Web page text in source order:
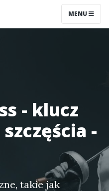
MENU
- klucz
-
takie jak